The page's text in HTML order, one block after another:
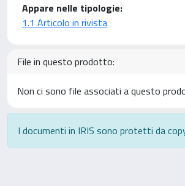
Appare nelle tipologie:
1.1 Articolo in rivista
File in questo prodotto:
Non ci sono file associati a questo
I documenti in IRIS sono protetti da